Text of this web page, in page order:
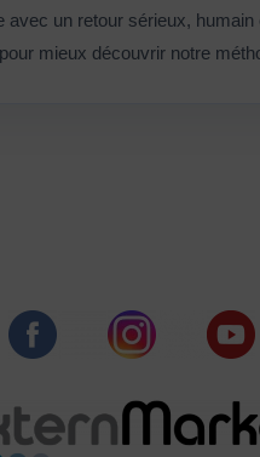
un retour sérieux,
mieux découvrir notre